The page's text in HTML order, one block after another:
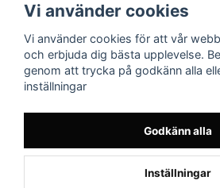
Cookies
Köpvillkor
Våra
Vi använder cookies
Vi använder cookies för att vår
och erbjuda dig bästa upplevelse.
genom att trycka på godkänn alla
inställningar
Godkänn alla
Inställningar